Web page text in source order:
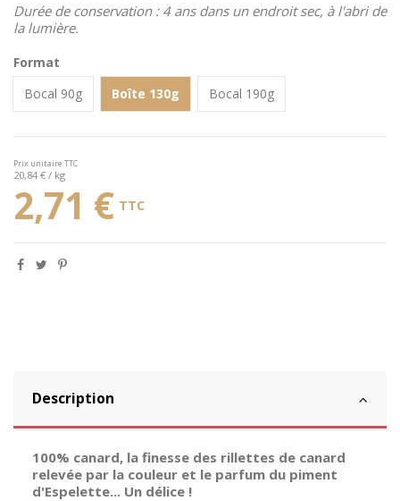
Durée de conservation : 4 ans dans un endroit sec, à l'abri de
la lumière.
Format
Bocal 90g
Boîte 130g Bocal 190g
Prix unitaire TTC
20,84 € / kg
2,71 € TTC
Description
100% canard, la finesse des rillettes de canard
relevée par la couleur et le parfum du piment
d'Espelette... Un délice !